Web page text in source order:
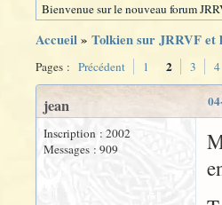
Bienvenue sur le nouveau forum
Accueil» Tolkien sur JRRVF et
Pages : Précédent 1 2 3 4
jean
Inscription : 2002
Messages : 909